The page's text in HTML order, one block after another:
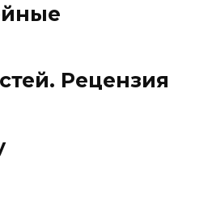
Рецензия